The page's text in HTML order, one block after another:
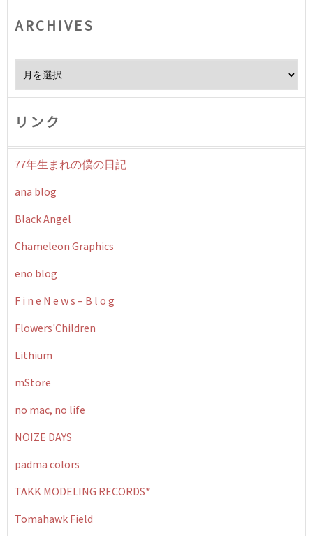
ARCHIVES
リンク
77年生まれの僕の日記
ana blog
Black Angel
Chameleon Graphics
eno blog
F i n e N e w s – B l o g
Flowers'Children
Lithium
mStore
no mac, no life
NOIZE DAYS
padma colors
TAKK MODELING RECORDS*
Tomahawk Field